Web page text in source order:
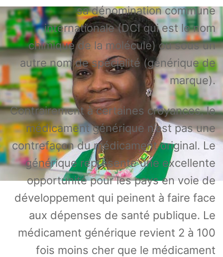
sa dénomination commune
internationale (DCI qui est le nom
chimique de la molécule) ou sous un
autre nom de spécialité (générique de
marque).
Contrairement à certaines croyances, le
médicament générique n’est pas une
contrefaçon du médicament original. Le
générique représente une excellente
opportunité pour les pays en voie de
développement qui peinent à faire face
aux dépenses de santé publique. Le
médicament générique revient 2 à 100
fois moins cher que le médicament